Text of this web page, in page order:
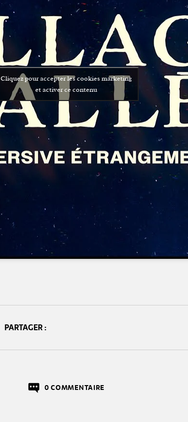
Cliquez pour accepter les cookies marketing
et activer ce contenu
PARTAGER :
0 COMMENTAIRE